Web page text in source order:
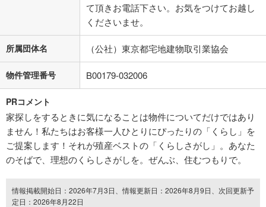
て頂きお電話下さい。お気をつけてお越し
くださいませ。
所属団体名 （公社）東京都宅地建物取引業協会
物件管理番号 B00179-032006
PRコメント
家探しをするときに気になることは物件についてだけではあり
ません！私たちはお客様一人ひとりにぴったりの「くらし」を
ご提案します！それが殖産ベストの「くらしさがし」。あなた
のそばで、理想のくらしさがしを。ぜんぶ、住むつもりで。
情報掲載開始日：2026年7月3日、情報更新日：2026年8月9日、次回更新予
定日：2026年8月22日